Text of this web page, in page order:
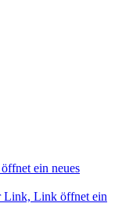
ein neues
Link, Link öffnet ein